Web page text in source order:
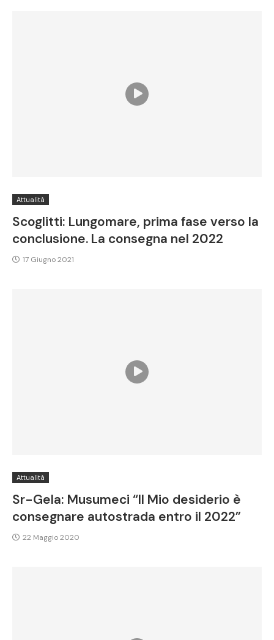
Attualità
Scoglitti: Lungomare, prima fase verso la
conclusione. La consegna nel 2022
17 Giugno 2021
Attualità
Sr-Gela: Musumeci “Il Mio desiderio è
consegnare autostrada entro il 2022”
22 Maggio 2020